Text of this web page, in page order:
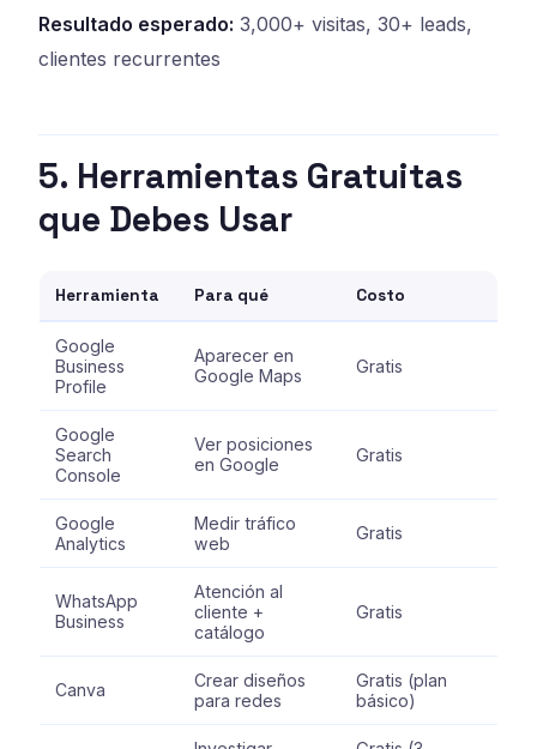
Resultado esperado: 3,000+ visitas, 30+ leads,
clientes recurrentes
5. Herramientas Gratuitas
que Debes Usar
Herramienta Para qué Costo
Google
Business
Profile
Aparecer en
Google Maps
Gratis
Google
Search
Console
Ver posiciones
en Google
Gratis
Google
Analytics
Medir tráfico
web
Gratis
WhatsApp
Business
Atención al
cliente +
catálogo
Gratis
Canva
Crear diseños
para redes
Gratis (plan
básico)